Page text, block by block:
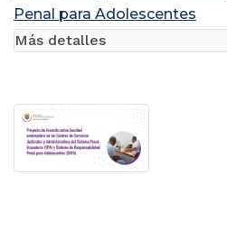
Penal para Adolescentes
Más detalles